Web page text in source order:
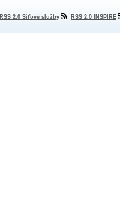
RSS 2.0 Síťové služby RSS 2.0 INSPIRE